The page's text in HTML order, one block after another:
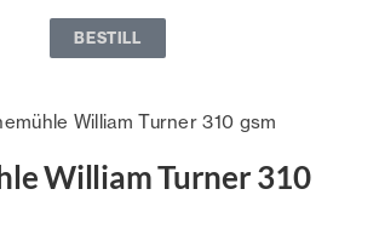
BESTILL
William Turner 310